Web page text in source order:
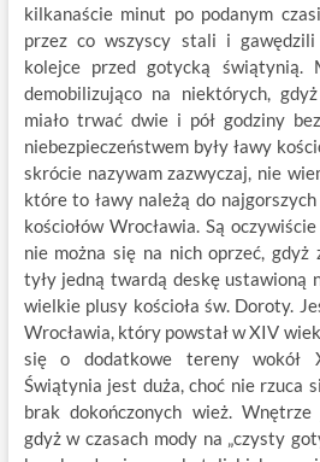
kilkanaście minut po podanym
przez co wszyscy stali i gawędzili
kolejce przed gotycką świątynią.
demobilizująco na niektórych,
miało trwać dwie i pół godziny
niebezpieczeństwem były ławy
skrócie nazywam zazwyczaj, nie
które to ławy należą do
kościołów Wrocławia. Są
nie można się na nich oprzeć,
tyły jedną twardą deskę ustawioną
wielkie plusy kościoła św. Doroty.
Wrocławia, który powstał w XIV
się o dodatkowe tereny wokół
Świątynia jest duża, choć nie rzuca
brak dokończonych wież.
gdyż w czasach mody na „czysty